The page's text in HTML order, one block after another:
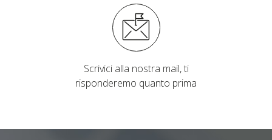
Scrivici alla nostra mail, ti
risponderemo quanto prima